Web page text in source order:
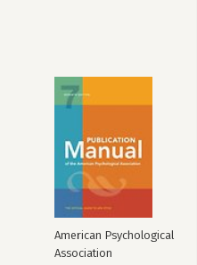
American Psychological
Association